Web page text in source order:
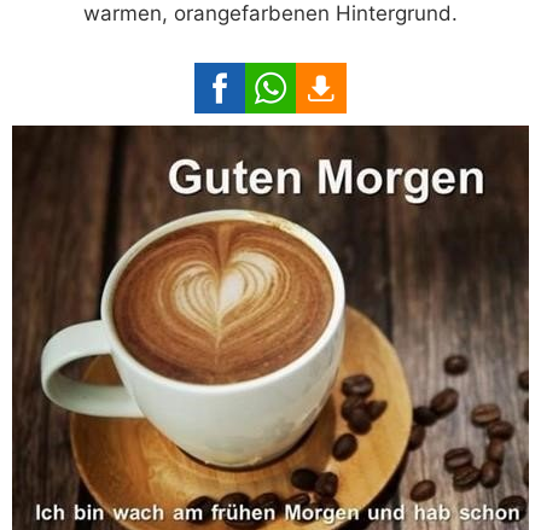
warmen, orangefarbenen Hintergrund.